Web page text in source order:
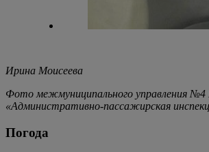
Ирина Моисеева
Фото межмуниципального управления
«Административно-пассажирская
Погода